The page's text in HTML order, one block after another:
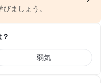
ましょう。
弱気